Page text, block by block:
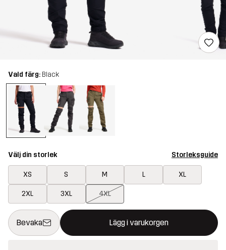
Vald färg: Black
Välj din storlek Storleksguide
XS S M L XL
2XL 3XL 4XL
Bevaka Lägg i varukorgen
Denna knapp kommer att öppna en modal som bekräftar en ny
{{size}} inte tillgänglig